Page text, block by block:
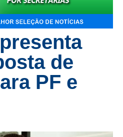
de
PF e